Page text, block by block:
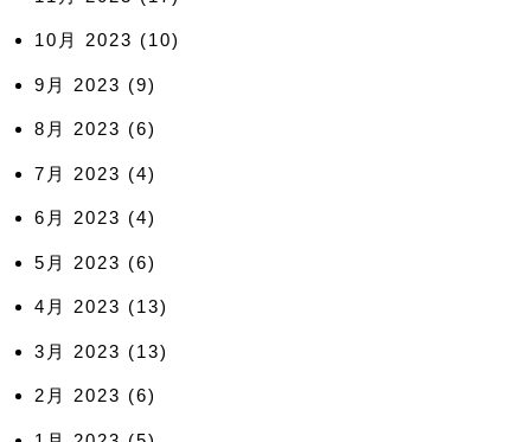
10月 2023 (10)
9月 2023 (9)
8月 2023 (6)
7月 2023 (4)
6月 2023 (4)
5月 2023 (6)
4月 2023 (13)
3月 2023 (13)
2月 2023 (6)